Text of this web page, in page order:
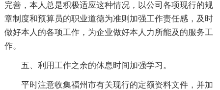
完善，本人总是积极适应这种情况，以公司各项现行的规
章制度和预算员的职业道德为准则加强工作责任感，及时
做好本人的各项工作，为企业做好本人力所能及的服务工
作。
五、利用工作之余的休息时间加强学习。
平时注意收集福州市有关现行的定额资料文件，并加